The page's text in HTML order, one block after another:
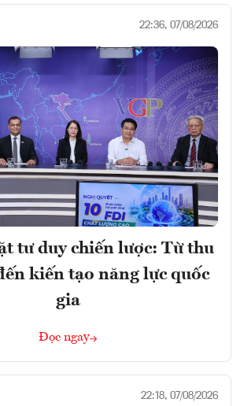
22:36, 07/08/2026
tư duy chiến lược: Từ thu
kiến tạo năng lực quốc
gia
Đọc ngay
22:18, 07/08/2026